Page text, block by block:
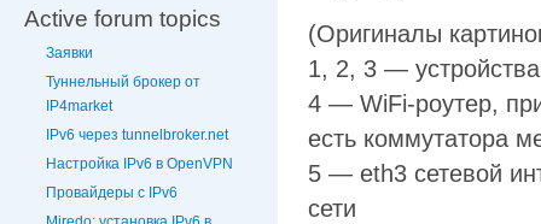
Active forum topics
Заявки
Туннельный брокер от
IP4market
IPv6 через tunnelbroker.net
Настройка IPv6 в OpenVPN
Провайдеры с IPv6
(Оригиналы
1, 2, 3 —
4 — WiFi-роутер,
есть коммутатора
5 — eth3 сетевой
сети